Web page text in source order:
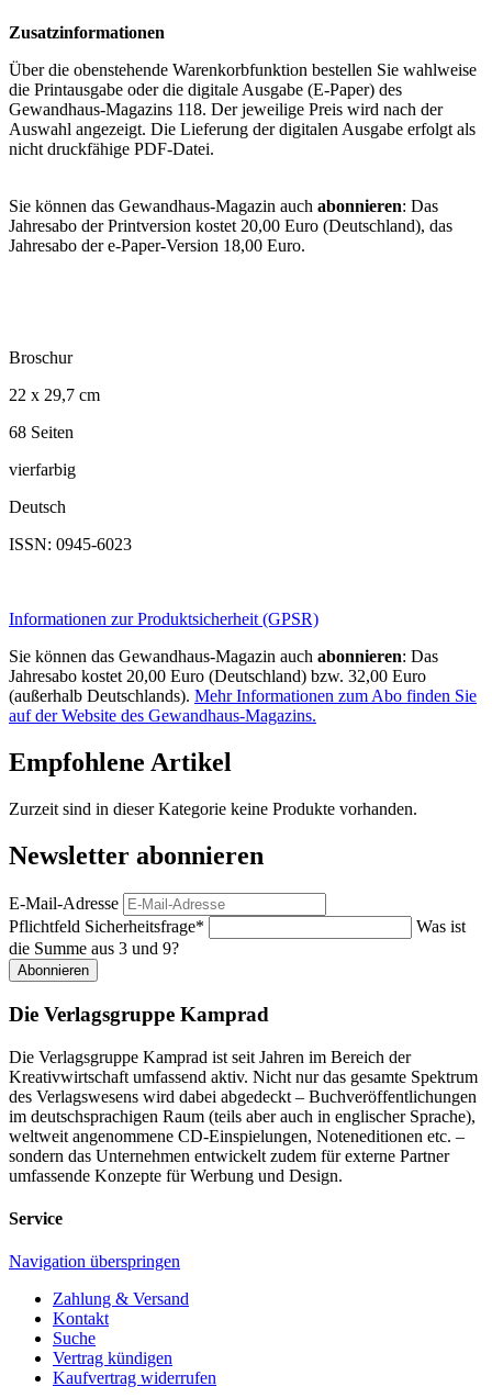
Zusatzinformationen
Über die obenstehende Warenkorbfunktion bestellen Sie wahlweise
die Printausgabe oder die digitale Ausgabe (E-Paper) des
Gewandhaus-Magazins 118. Der jeweilige Preis wird nach der
Auswahl angezeigt. Die Lieferung der digitalen Ausgabe erfolgt als
nicht druckfähige PDF-Datei.
Sie können das Gewandhaus-Magazin auch abonnieren: Das
Jahresabo der Printversion kostet 20,00 Euro (Deutschland), das
Jahresabo der e-Paper-Version 18,00 Euro.
Broschur
22 x 29,7 cm
68 Seiten
vierfarbig
Deutsch
ISSN: 0945-6023
Informationen zur Produktsicherheit (GPSR)
Sie können das Gewandhaus-Magazin auch abonnieren: Das
Jahresabo kostet 20,00 Euro (Deutschland) bzw. 32,00 Euro
(außerhalb Deutschlands). Mehr Informationen zum Abo finden Sie
auf der Website des Gewandhaus-Magazins.
Empfohlene Artikel
Zurzeit sind in dieser Kategorie keine Produkte vorhanden.
Newsletter abonnieren
E-Mail-Adresse
Pflichtfeld Sicherheitsfrage*
Was ist
die Summe aus 3 und 9?
Abonnieren
Die Verlagsgruppe Kamprad
Die Verlagsgruppe Kamprad ist seit Jahren im Bereich der
Kreativwirtschaft umfassend aktiv. Nicht nur das gesamte Spektrum
des Verlagswesens wird dabei abgedeckt – Buchveröffentlichungen
im deutschsprachigen Raum (teils aber auch in englischer Sprache),
weltweit angenommene CD-Einspielungen, Noteneditionen etc. –
sondern das Unternehmen entwickelt zudem für externe Partner
umfassende Konzepte für Werbung und Design.
Service
Navigation überspringen
Zahlung & Versand
Kontakt
Suche
Vertrag kündigen
Kaufvertrag widerrufen